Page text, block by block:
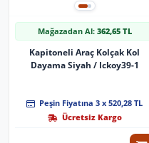
Mağazadan Al: 362,65 TL
Kapitoneli Araç Kolçak Kol
Dayama Siyah / Ickoy39-1
Peşin Fiyatına 3 x 520,28 TL
Ücretsiz Kargo